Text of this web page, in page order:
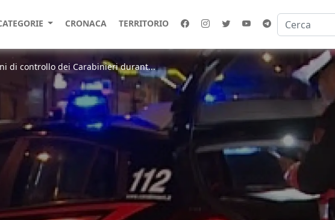
CRONACA TERRITORIO
di controllo dei Carabinieri durant...